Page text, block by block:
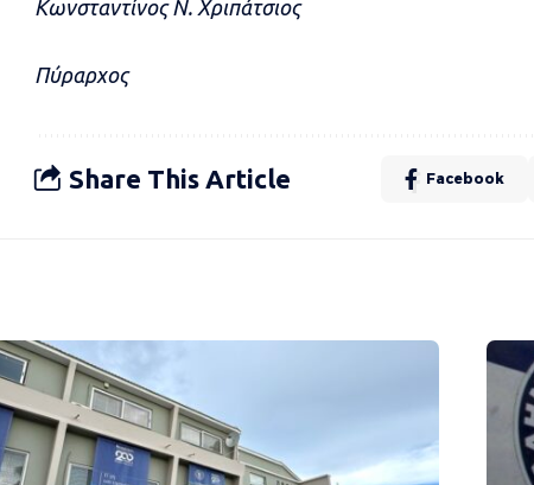
Κωνσταντίνος Ν. Χριπάτσιος
Πύραρχος
Share This Article Facebook